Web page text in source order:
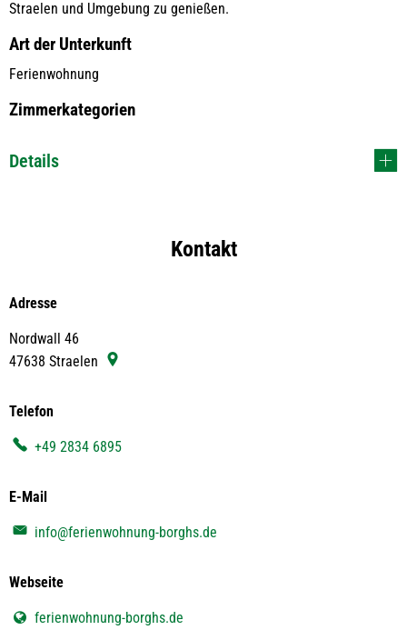
Straelen und Umgebung zu genießen.
Art der Unterkunft
Ferienwohnung
Zimmerkategorien
Details
Kontakt
Adresse
Nordwall 46
47638 Straelen
Telefon
+49 2834 6895
E-Mail
info@ferienwohnung-borghs.de
Webseite
ferienwohnung-borghs.de